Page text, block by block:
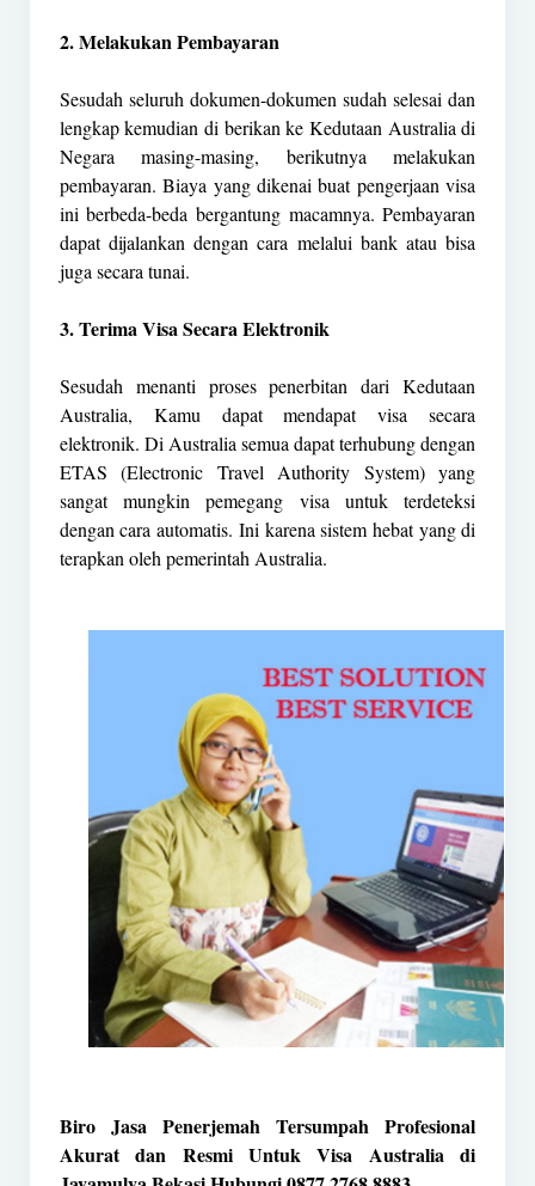
2. Melakukan Pembayaran
Sesudah seluruh dokumen-dokumen sudah selesai dan
lengkap kemudian di berikan ke Kedutaan Australia di
Negara masing-masing, berikutnya melakukan
pembayaran. Biaya yang dikenai buat pengerjaan visa
ini berbeda-beda bergantung macamnya. Pembayaran
dapat dijalankan dengan cara melalui bank atau bisa
juga secara tunai.
3. Terima Visa Secara Elektronik
Sesudah menanti proses penerbitan dari Kedutaan
Australia, Kamu dapat mendapat visa secara
elektronik. Di Australia semua dapat terhubung dengan
ETAS (Electronic Travel Authority System) yang
sangat mungkin pemegang visa untuk terdeteksi
dengan cara automatis. Ini karena sistem hebat yang di
terapkan oleh pemerintah Australia.
Biro Jasa Penerjemah Tersumpah Profesional
Akurat dan Resmi Untuk Visa Australia di